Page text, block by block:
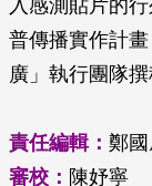
入感測貼片的
普傳播實作計
廣」執行團隊撰
責任編輯： 鄭
審校： 陳妤寧